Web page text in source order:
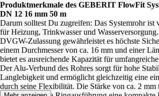
Produktmerkmale des GEBERIT FlowFit
DN 12 16 mm 50 m
Darum solltest Du zugreifen: Das Systemrohr ist
für Heizung, Trinkwasser und
DVGW-Zulassung gewährleistet es höchste
einem Durchmesser von ca. 16 mm und einer
bietet es ausreichende Kapazität für
Der Alu-Verbund des Rohres sorgt für hohe
Langlebigkeit und ermöglicht gleichzeitig eine
durch seine Flexibilität. Die Stärke von ca. 2 mm